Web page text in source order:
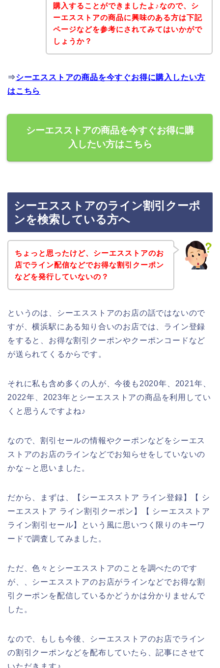
購入することができましたよ♪なので、シ
ーエスストアの商品に興味のある方は下記
ページなどを参考にされてみてはいかがで
しょうか？
⇒シーエスストアの商品を今すぐお得に購入したい方
はこちら
シーエスストアの商品を今すぐお得に購
入したい方はこちら
シーエスストアのライン割引クーポ
ンを検索している方へ
ちょっと思ったけど、シーエスストアのお
店でライン配信などでお得な割引クーポン
などを発行していないの？
というのは、シーエスストアのお店の話ではないので
すが、横浜駅にある知り合いのお店では、ライン登録
をすると、お得な割引クーポンやクーポンコードなど
が送られてくるからです。
それに私も含め多くの人が、今後も2020年、2021年、
2022年、2023年とシーエスストアの商品を利用してい
くと思うんですよね♪
なので、割引セールの情報やクーポンなどをシーエス
ストアのお店のラインなどでお知らせをしていないの
かな～と思いました。
だから、まずは、【シーエスストア ライン登録】【 シ
ーエスストア ライン割引クーポン】【 シーエスストア
ライン割引セール】という風に思いつく限りのキーワ
ードで調査してみました。
ただ、色々とシーエスストアのことを調べたのです
が、、シーエスストアのお店がラインなどでお得な割
引クーポンを配信しているかどうかは分かりませんで
した。
なので、もしも今後、シーエスストアのお店でライン
の割引クーポンなどを配布していたら、記事にさせて
いただきます♪